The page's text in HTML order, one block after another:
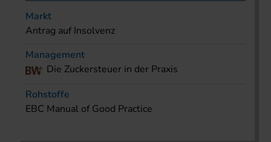
Markt
Antrag auf Insolvenz
Management
Die Zuckersteuer in der Praxis
Rohstoffe
EBC Manual of Good Practice